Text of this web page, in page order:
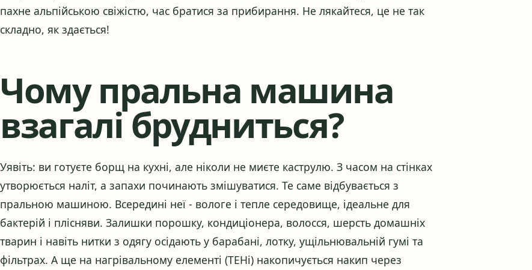
пахне альпійською свіжістю, час братися за прибирання. Не лякайтеся, це не так
складно, як здається!
Чому пральна машина
взагалі брудниться?
Уявіть: ви готуєте борщ на кухні, але ніколи не миєте каструлю. З часом на стінках
утворюється наліт, а запахи починають змішуватися. Те саме відбувається з
пральною машиною. Всередині неї - вологе і тепле середовище, ідеальне для
бактерій і плісняви. Залишки порошку, кондиціонера, волосся, шерсть домашніх
тварин і навіть нитки з одягу осідають у барабані, лотку, ущільнювальній гумі та
фільтрах. А ще на нагрівальному елементі (ТЕНі) накопичується накип через